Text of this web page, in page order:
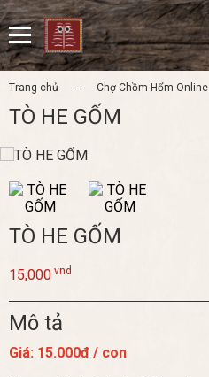
Trang chủ Chợ Chồm Hổm Online
TÒ HE GỐM
TÒ HE GỐM
15,000 vnd
Mô tả
Giá: 15.000đ / con